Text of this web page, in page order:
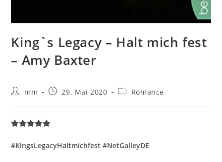
King`s Legacy – Halt mich fest
– Amy Baxter
mm 29. Mai 2020 Romance
#KingsLegacyHaltmichfest #NetGalleyDE